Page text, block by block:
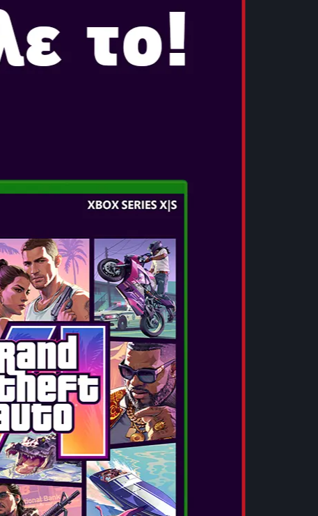
MARIO AND RABBIDS SPARKS OF
HOPE
Ημερομηνία Κυκλοφορίας:
ΠΕΡΙΣΣΟΤΕΡΑ
POKÉMON BRILLIANT DIAMOND AND
SHINNING PEARL
Ημερομηνία Κυκλοφορίας: Νοε 19, 2021
Ταξιδέψτε στην περιοχή Sinnoh στο
Pokémon Brilliant Diamond και το Pokémon
Shining Pearl! Οι περιπέτειες του Pokémon
Brilliant Diamond και του Pokémon Shining
Pearl λαμβάνουν χώρα στην περιοχή
Sinnoh....
ΠΕΡΙΣΣΟΤΕΡΑ